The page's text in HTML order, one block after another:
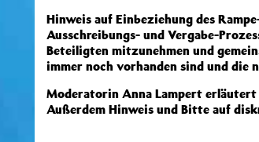
Hinweis auf Einbeziehung des
Ausschreibungs- und Vergabe-
Beteiligten mitzunehmen und
immer noch vorhanden sind und
Moderatorin Anna Lampert
Außerdem Hinweis und Bitte auf